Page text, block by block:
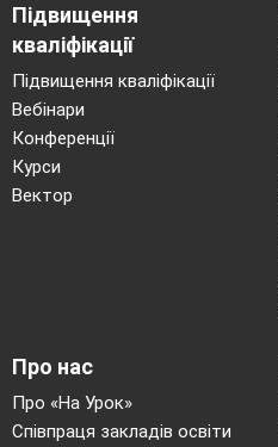
Підвищення
кваліфікації
Підвищення кваліфікації
Вебінари
Конференції
Курси
Вектор
Про нас
Про «На Урок»
Співпраця закладів освіти